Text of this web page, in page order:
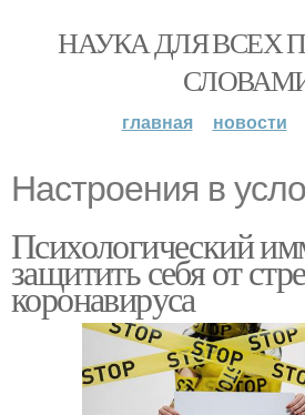
НАУКА ДЛЯ ВСЕХ
главная новости
Настроения в
Психологический
защитить себя от
коронавируса